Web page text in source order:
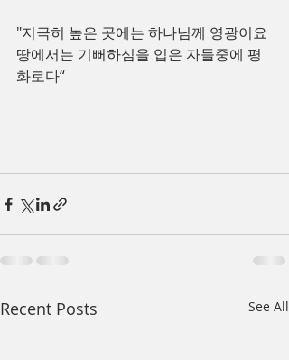
"지극히 높은 곳에는 하나님께 영광이요
땅에서는 기뻐하심을 입은 자들중에 평
화로다“
Recent Posts See All